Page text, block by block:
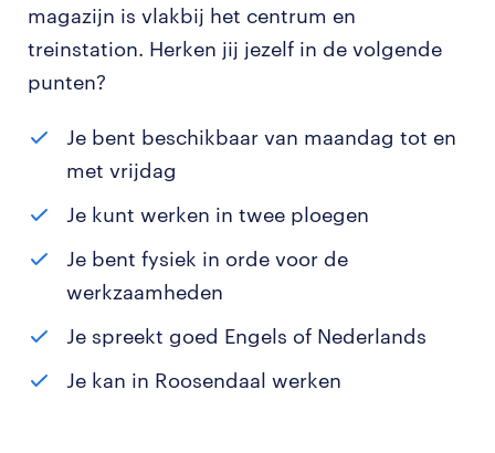
magazijn is vlakbij het centrum en
treinstation. Herken jij jezelf in de volgende
punten?
Je bent beschikbaar van maandag tot en
met vrijdag
Je kunt werken in twee ploegen
Je bent fysiek in orde voor de
werkzaamheden
Je spreekt goed Engels of Nederlands
Je kan in Roosendaal werken